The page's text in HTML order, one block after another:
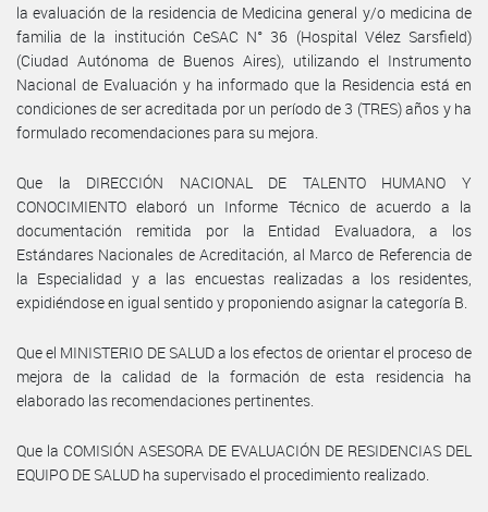
la evaluación de la residencia de Medicina general y/o medicina de
familia de la institución CeSAC N° 36 (Hospital Vélez Sarsfield)
(Ciudad Autónoma de Buenos Aires), utilizando el Instrumento
Nacional de Evaluación y ha informado que la Residencia está en
condiciones de ser acreditada por un período de 3 (TRES) años y ha
formulado recomendaciones para su mejora.
Que la DIRECCIÓN NACIONAL DE TALENTO HUMANO Y
CONOCIMIENTO elaboró un Informe Técnico de acuerdo a la
documentación remitida por la Entidad Evaluadora, a los
Estándares Nacionales de Acreditación, al Marco de Referencia de
la Especialidad y a las encuestas realizadas a los residentes,
expidiéndose en igual sentido y proponiendo asignar la categoría B.
Que el MINISTERIO DE SALUD a los efectos de orientar el proceso de
mejora de la calidad de la formación de esta residencia ha
elaborado las recomendaciones pertinentes.
Que la COMISIÓN ASESORA DE EVALUACIÓN DE RESIDENCIAS DEL
EQUIPO DE SALUD ha supervisado el procedimiento realizado.